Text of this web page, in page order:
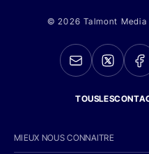
© 2026 Talmont
MIEUX NOUS CONNAITRE